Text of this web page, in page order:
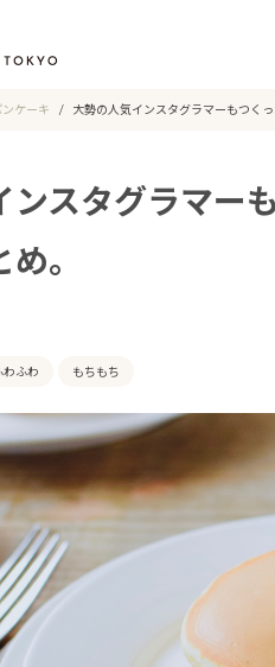
ンケーキ 大勢の人気インスタグラマーもつく
ンスタグラマー
。
わふわ もちもち